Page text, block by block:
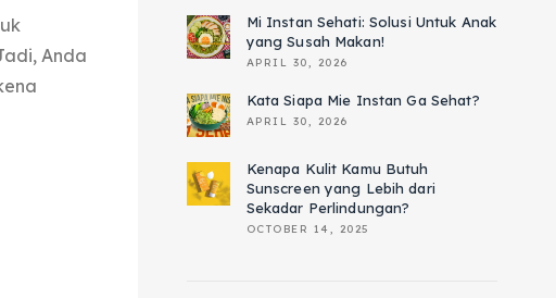
Anda
Mi Instan Sehati: Solusi Untuk Anak
yang Susah Makan!
APRIL 30, 2026
Kata Siapa Mie Instan Ga Sehat?
APRIL 30, 2026
Kenapa Kulit Kamu Butuh
Sunscreen yang Lebih dari
Sekadar Perlindungan?
OCTOBER 14, 2025